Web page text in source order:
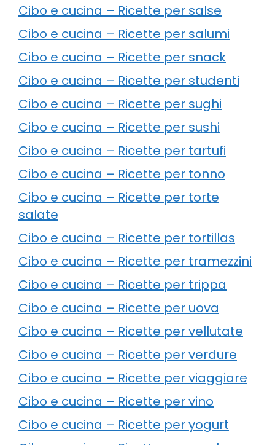
Cibo e cucina – Ricette per salse
Cibo e cucina – Ricette per salumi
Cibo e cucina – Ricette per snack
Cibo e cucina – Ricette per studenti
Cibo e cucina – Ricette per sughi
Cibo e cucina – Ricette per sushi
Cibo e cucina – Ricette per tartufi
Cibo e cucina – Ricette per tonno
Cibo e cucina – Ricette per torte
salate
Cibo e cucina – Ricette per tortillas
Cibo e cucina – Ricette per tramezzini
Cibo e cucina – Ricette per trippa
Cibo e cucina – Ricette per uova
Cibo e cucina – Ricette per vellutate
Cibo e cucina – Ricette per verdure
Cibo e cucina – Ricette per viaggiare
Cibo e cucina – Ricette per vino
Cibo e cucina – Ricette per yogurt